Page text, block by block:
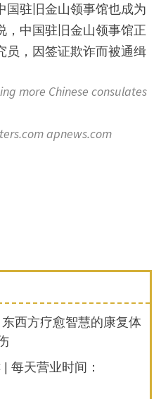
国驻旧金山领事馆也成为
，中国驻旧金山领事馆正
员，因签证欺诈而被通缉
more Chinese consulates
apnews.com
西方疗愈智慧的康复体
每天营业时间：